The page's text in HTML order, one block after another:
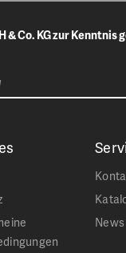
& Co. KG zur Kenntnis
News